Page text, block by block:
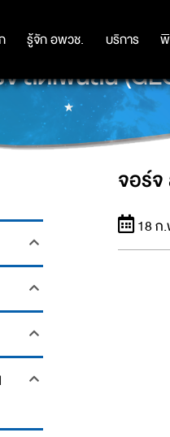
รู้จัก อพวช. บริการ
รู้จัก อพวช. บริการ
สตีเฟ่นสัน
จอร์
18 ก